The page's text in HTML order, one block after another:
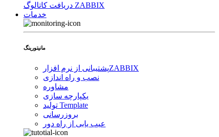
دریافت کاتالوگ ZABBIX
خدمات
مانیتورینگ
پشتیبانی از نرم افزارZABBIX
نصب و راه اندازی
مشاوره
یکپارچه سازی
تولید Template
بروزرسانی
عیب یابی از راه دور